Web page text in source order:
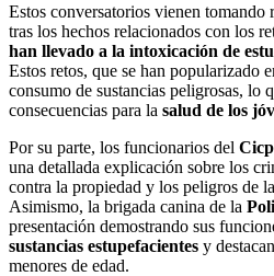
Estos conversatorios vienen tomando
tras los hechos relacionados con los
han llevado a la intoxicación de
Estos retos, que se han popularizado
consumo de sustancias peligrosas, lo
consecuencias para la salud de los
Por su parte, los funcionarios del
una detallada explicación sobre los
contra la propiedad y los peligros de
Asimismo, la brigada canina de la
presentación demostrando sus
sustancias estupefacientes y
menores de edad.